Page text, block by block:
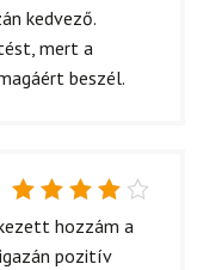
Értékelés:
kedvező.
mert a
beszél.
Értékelés:
hozzám a
pozitív